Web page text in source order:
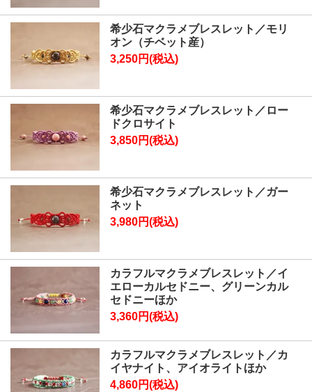
希少石マクラメブレスレット／モリ
オン（チベット産）
3,250円(税込)
希少石マクラメブレスレット／ロー
ドクロサイト
3,850円(税込)
希少石マクラメブレスレット／ガー
ネット
3,980円(税込)
カラフルマクラメブレスレット／イ
エローカルセドニー、グリーンカル
セドニーほか
3,360円(税込)
カラフルマクラメブレスレット／カ
イヤナイト、アイオライトほか
4,860円(税込)